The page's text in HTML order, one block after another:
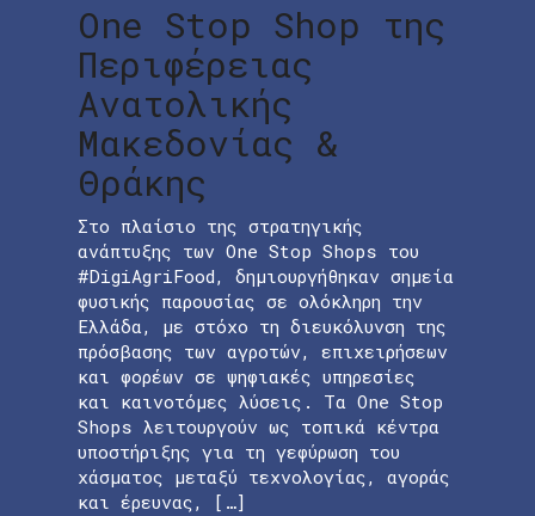
One Stop Shop της
Περιφέρειας
Ανατολικής
Μακεδονίας &
Θράκης
Στο πλαίσιο της στρατηγικής
ανάπτυξης των One Stop Shops του
#DigiAgriFood, δημιουργήθηκαν σημεία
φυσικής παρουσίας σε ολόκληρη την
Ελλάδα, με στόχο τη διευκόλυνση της
πρόσβασης των αγροτών, επιχειρήσεων
και φορέων σε ψηφιακές υπηρεσίες
και καινοτόμες λύσεις. Τα One Stop
Shops λειτουργούν ως τοπικά κέντρα
υποστήριξης για τη γεφύρωση του
χάσματος μεταξύ τεχνολογίας, αγοράς
και έρευνας, […]